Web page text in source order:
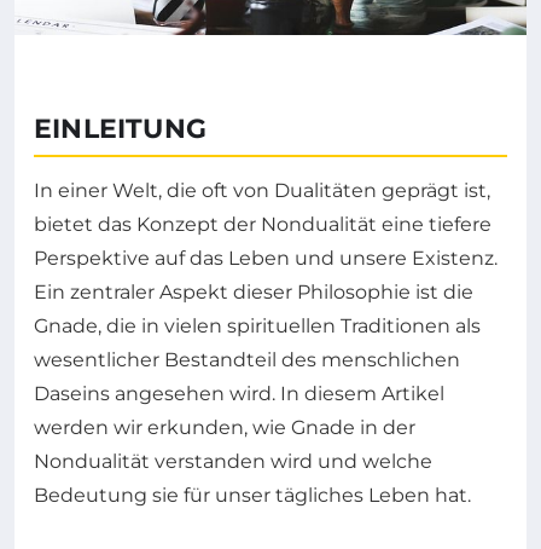
EINLEITUNG
In einer Welt, die oft von Dualitäten geprägt ist,
bietet das Konzept der Nondualität eine tiefere
Perspektive auf das Leben und unsere Existenz.
Ein zentraler Aspekt dieser Philosophie ist die
Gnade, die in vielen spirituellen Traditionen als
wesentlicher Bestandteil des menschlichen
Daseins angesehen wird. In diesem Artikel
werden wir erkunden, wie Gnade in der
Nondualität verstanden wird und welche
Bedeutung sie für unser tägliches Leben hat.